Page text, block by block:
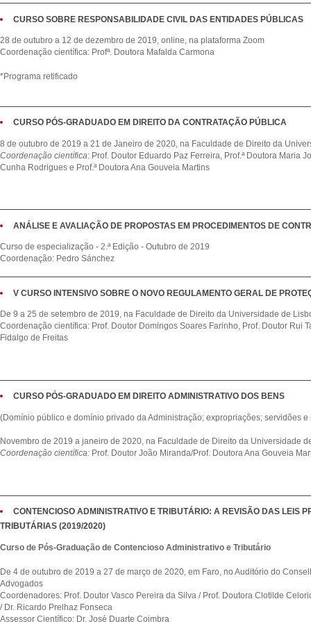
CURSO SOBRE RESPONSABILIDADE CIVIL DAS ENTIDADES PÚBLICAS
28 de outubro a 12 de dezembro de 2019, online, na plataforma Zoom
Coordenação científica: Profª. Doutora Mafalda Carmona
*Programa retificado
CURSO PÓS-GRADUADO EM DIREITO DA CONTRATAÇÃO PÚBLICA
8 de outubro de 2019 a 21 de Janeiro de 2020, na Faculdade de Direito da
Coordenação científica: Prof. Doutor Eduardo Paz Ferreira, Prof.ª Doutora Maria
Cunha Rodrigues e Prof.ª Doutora Ana Gouveia Martins
ANÁLISE E AVALIAÇÃO DE PROPOSTAS EM PROCEDIMENTOS DE
Curso de especialização - 2.ª Edição - Outubro de 2019
Coordenação: Pedro Sánchez
V CURSO INTENSIVO SOBRE O NOVO REGULAMENTO GERAL DE
De 9 a 25 de setembro de 2019, na Faculdade de Direito da Universidade de
Coordenação científica: Prof. Doutor Domingos Soares Farinho, Prof. Doutor Rui
Fidalgo de Freitas
CURSO PÓS-GRADUADO EM DIREITO ADMINISTRATIVO DOS BENS
(Domínio público e domínio privado da Administração; expropriações; servidões
Novembro de 2019 a janeiro de 2020, na Faculdade de Direito da Universidade
Coordenação científica: Prof. Doutor João Miranda/Prof. Doutora Ana Gouveia
CONTENCIOSO ADMINISTRATIVO E TRIBUTÁRIO: A REVISÃO DAS LEIS
TRIBUTÁRIAS (2019/2020)
Curso de Pós-Graduação de Contencioso Administrativo e Tributário
De 4 de outubro de 2019 a 27 de março de 2020, em Faro, no Auditório do
Advogados
Coordenadores: Prof. Doutor Vasco Pereira da Silva / Prof. Doutora Clotilde
/ Dr. Ricardo Prelhaz Fonseca
Assessor Científico: Dr. José Duarte Coimbra